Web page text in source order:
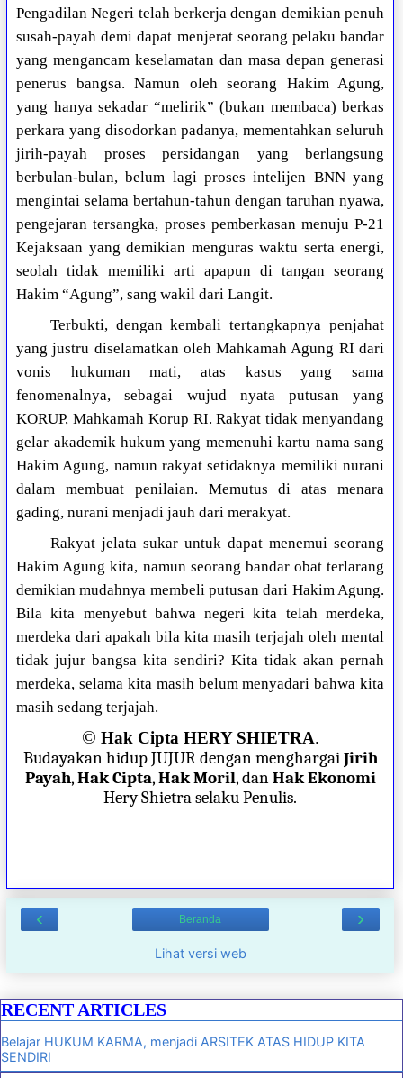
Pengadilan Negeri telah berkerja dengan demikian penuh
susah-payah demi dapat menjerat seorang pelaku bandar
yang mengancam keselamatan dan masa depan generasi
penerus bangsa. Namun oleh seorang Hakim Agung,
yang hanya sekadar “melirik” (bukan membaca) berkas
perkara yang disodorkan padanya, mementahkan seluruh
jirih-payah proses persidangan yang berlangsung
berbulan-bulan, belum lagi proses intelijen BNN yang
mengintai selama bertahun-tahun dengan taruhan nyawa,
pengejaran tersangka, proses pemberkasan menuju P-21
Kejaksaan yang demikian menguras waktu serta energi,
seolah tidak memiliki arti apapun di tangan seorang
Hakim “Agung”, sang wakil dari Langit.
Terbukti, dengan kembali tertangkapnya penjahat
yang justru diselamatkan oleh Mahkamah Agung RI dari
vonis hukuman mati, atas kasus yang sama
fenomenalnya, sebagai wujud nyata putusan yang
KORUP, Mahkamah Korup RI. Rakyat tidak menyandang
gelar akademik hukum yang memenuhi kartu nama sang
Hakim Agung, namun rakyat setidaknya memiliki nurani
dalam membuat penilaian. Memutus di atas menara
gading, nurani menjadi jauh dari merakyat.
Rakyat jelata sukar untuk dapat menemui seorang
Hakim Agung kita, namun seorang bandar obat terlarang
demikian mudahnya membeli putusan dari Hakim Agung.
Bila kita menyebut bahwa negeri kita telah merdeka,
merdeka dari apakah bila kita masih terjajah oleh mental
tidak jujur bangsa kita sendiri? Kita tidak akan pernah
merdeka, selama kita masih belum menyadari bahwa kita
masih sedang terjajah.
© Hak Cipta HERY SHIETRA.
Budayakan hidup JUJUR dengan menghargaiJirih
Payah,Hak Cipta,Hak Moril, danHak Ekonomi
Hery Shietra selaku Penulis.
‹ ›
Beranda
Lihat versi web
RECENT ARTICLES
Belajar HUKUM KARMA, menjadi ARSITEK ATAS HIDUP KITA
SENDIRI